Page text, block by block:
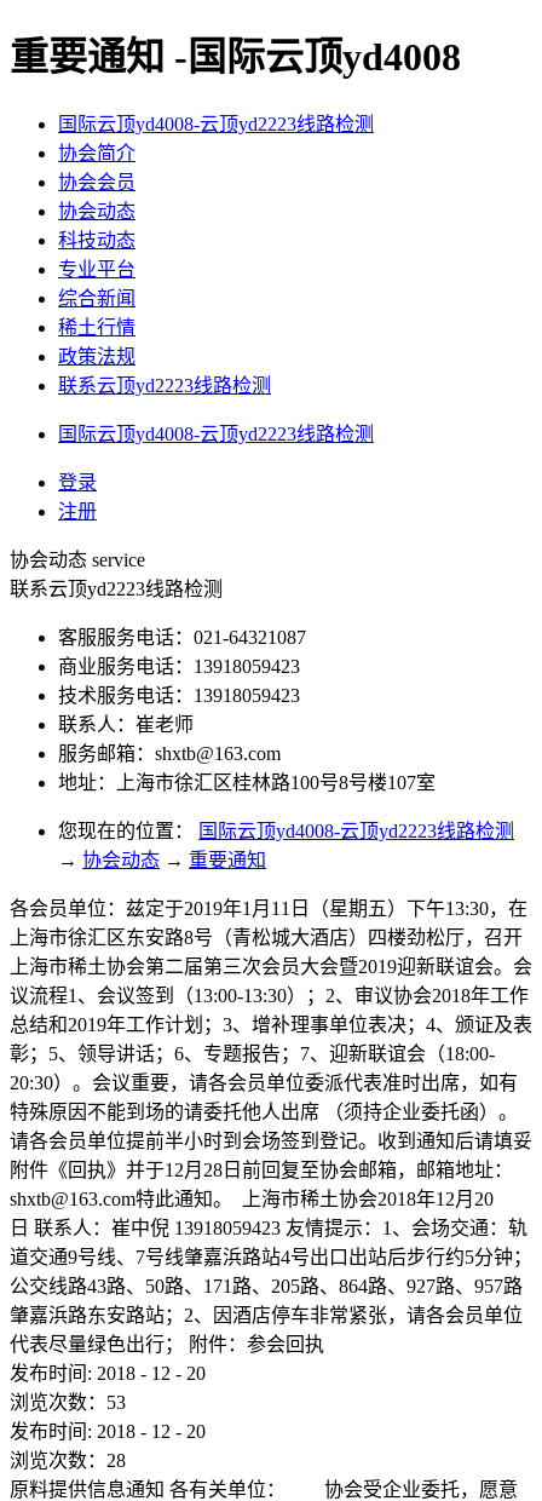
重要通知 -国际云顶yd4008
国际云顶yd4008-云顶yd2223线路检测
协会简介
协会会员
协会动态
科技动态
专业平台
综合新闻
稀土行情
政策法规
联系云顶yd2223线路检测
国际云顶yd4008-云顶yd2223线路检测
登录
注册
协会动态 service
联系云顶yd2223线路检测
客服服务电话：021-64321087
商业服务电话：13918059423
技术服务电话：13918059423
联系人：崔老师
服务邮箱： shxtb@163.com
地址：上海市徐汇区桂林路100号8号楼107室
您现在的位置：
国际云顶yd4008-云顶yd2223线路检测
→ 协会动态 → 重要通知
各会员单位：兹定于2019年1月11日（星期五）下午13:30，在
上海市徐汇区东安路8号（青松城大酒店）四楼劲松厅，召开
上海市稀土协会第二届第三次会员大会暨2019迎新联谊会。会
议流程1、会议签到（13:00-13:30）；2、审议协会2018年工作
总结和2019年工作计划；3、增补理事单位表决；4、颁证及表
彰；5、领导讲话；6、专题报告；7、迎新联谊会（18:00-
20:30）。会议重要，请各会员单位委派代表准时出席，如有
特殊原因不能到场的请委托他人出席 （须持企业委托函）。
请各会员单位提前半小时到会场签到登记。收到通知后请填妥
附件《回执》并于12月28日前回复至协会邮箱，邮箱地址：
shxtb@163.com特此通知。 上海市稀土协会2018年12月20
日 联系人：崔中倪 13918059423 友情提示：1、会场交通：轨
道交通9号线、7号线肇嘉浜路站4号出口出站后步行约5分钟；
公交线路43路、50路、171路、205路、864路、927路、957路
肇嘉浜路东安路站；2、因酒店停车非常紧张，请各会员单位
代表尽量绿色出行； 附件：参会回执
发布时间: 2018 - 12 - 20
浏览次数： 53
发布时间: 2018 - 12 - 20
浏览次数： 28
原料提供信息通知 各有关单位： 协会受企业委托，愿意